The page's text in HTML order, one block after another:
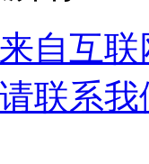
自互
联系